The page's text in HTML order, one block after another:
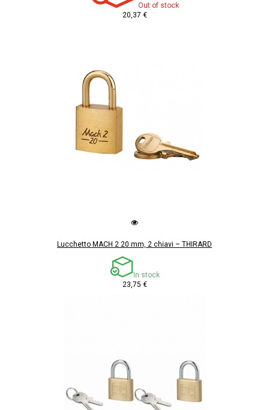
Out of stock
20,37 €
Lucchetto MACH 2 20 mm, 2 chiavi – THIRARD
In stock
23,75 €